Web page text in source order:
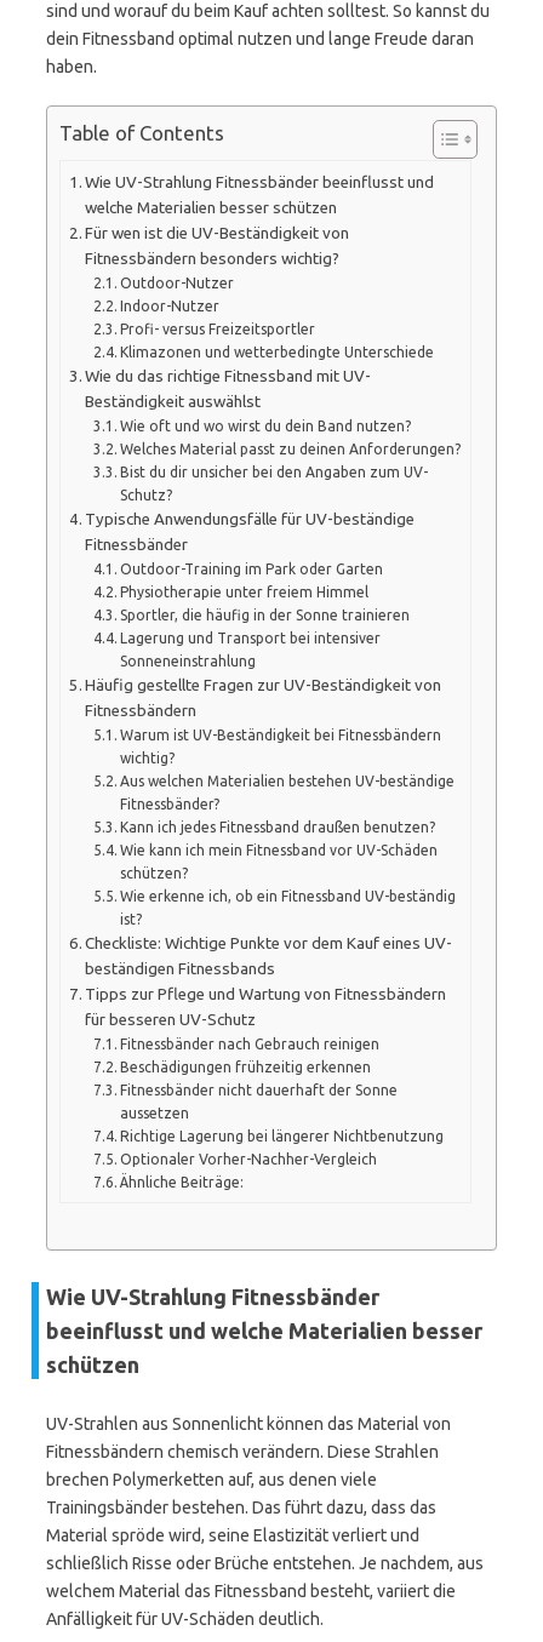
sind und worauf du beim Kauf achten solltest. So kannst du
dein Fitnessband optimal nutzen und lange Freude daran
haben.
Table of Contents
Wie UV-Strahlung Fitnessbänder beeinflusst und
welche Materialien besser schützen
Für wen ist die UV-Beständigkeit von
Fitnessbändern besonders wichtig?
Outdoor-Nutzer
Indoor-Nutzer
Profi- versus Freizeitsportler
Klimazonen und wetterbedingte Unterschiede
Wie du das richtige Fitnessband mit UV-
Beständigkeit auswählst
Wie oft und wo wirst du dein Band nutzen?
Welches Material passt zu deinen Anforderungen?
Bist du dir unsicher bei den Angaben zum UV-
Schutz?
Typische Anwendungsfälle für UV-beständige
Fitnessbänder
Outdoor-Training im Park oder Garten
Physiotherapie unter freiem Himmel
Sportler, die häufig in der Sonne trainieren
Lagerung und Transport bei intensiver
Sonneneinstrahlung
Häufig gestellte Fragen zur UV-Beständigkeit von
Fitnessbändern
Warum ist UV-Beständigkeit bei Fitnessbändern
wichtig?
Aus welchen Materialien bestehen UV-beständige
Fitnessbänder?
Kann ich jedes Fitnessband draußen benutzen?
Wie kann ich mein Fitnessband vor UV-Schäden
schützen?
Wie erkenne ich, ob ein Fitnessband UV-beständig
ist?
Checkliste: Wichtige Punkte vor dem Kauf eines UV-
beständigen Fitnessbands
Tipps zur Pflege und Wartung von Fitnessbändern
für besseren UV-Schutz
Fitnessbänder nach Gebrauch reinigen
Beschädigungen frühzeitig erkennen
Fitnessbänder nicht dauerhaft der Sonne
aussetzen
Richtige Lagerung bei längerer Nichtbenutzung
Optionaler Vorher-Nachher-Vergleich
Ähnliche Beiträge:
Wie UV-Strahlung Fitnessbänder
beeinflusst und welche Materialien besser
schützen
UV-Strahlen aus Sonnenlicht können das Material von
Fitnessbändern chemisch verändern. Diese Strahlen
brechen Polymerketten auf, aus denen viele
Trainingsbänder bestehen. Das führt dazu, dass das
Material spröde wird, seine Elastizität verliert und
schließlich Risse oder Brüche entstehen. Je nachdem, aus
welchem Material das Fitnessband besteht, variiert die
Anfälligkeit für UV-Schäden deutlich.